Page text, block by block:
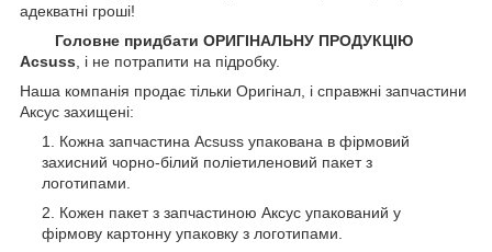
адекватні гроші!
Головне придбати ОРИГІНАЛЬНУ ПРОДУКЦІЮ
Acsuss , і не потрапити на підробку.
Наша компанія продає тільки Оригінал, і справжні запчастини
Аксус захищені:
Кожна запчастина Acsuss упакована в фірмовий
захисний чорно-білий поліетиленовий пакет з
логотипами.
Кожен пакет з запчастиною Аксус упакований у
фірмову картонну упаковку з логотипами.